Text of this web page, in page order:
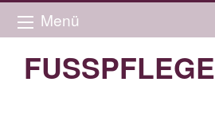
Menü
FUSSPFLEGE